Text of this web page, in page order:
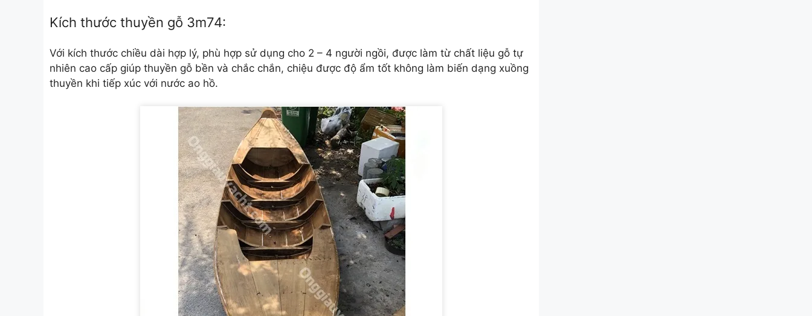
Kích thước thuyền gỗ 3m74:
Với kích thước chiều dài hợp lý, phù hợp sử dụng cho 2 – 4 người ngồi, được làm từ chất liệu gỗ tự
nhiên cao cấp giúp thuyền gỗ bền và chắc chắn, chiệu được độ ẩm tốt không làm biến dạng xuồng
thuyền khi tiếp xúc với nước ao hồ.